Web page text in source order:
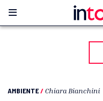
AMBIENTE/ Chiara Bianchini